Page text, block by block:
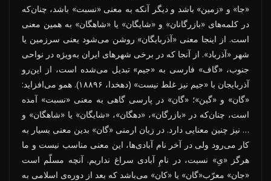
«جا» و «زمین» باشد و دیگر آنکه به معنی «نسبت» باشد، چنان‌که
در کلمه‌های «بازرگانان» و «شایگان» یا «شاهگان» به همین معنی
است. از اینجا معنی «آذربایگان» روشن می‌شود یعنی سرزمین یا
شهر «آذرباد». از آنجا که در برخی شهرهای ایران به‌ویژه در نواحی
جنوب، «گاف» فارسی به «جیم» تبدیل می‌شده است، از این‌رو
آذربایجان با «جیم نیز غلط نیست» (دهخدا، ۱۸۸۹۶). همو می‌افزاید:
«گان» و «گین»؛ «گان» در پارسی گاهی به معنی «نسبت» آمده
است، چنان‌که در «بازرگان»، «دهگان»، «شایگان» یا «شاهگان» و
… نیز چنین معنایی دارد. در زبان ارمنی «گان» بدین معنی بسیار به
کار می‌رود ولی در آخر نام آبادی‌ها، این معنی مناسب نیست و ما
هرگز «یِ» نسبت، در نامِ آبادی سراغ نداریم. آنچه مسلّم است
«جان» معرّب«گان» یا «کان» می‌باشد که بعد از دوره‌ی اسلامی به